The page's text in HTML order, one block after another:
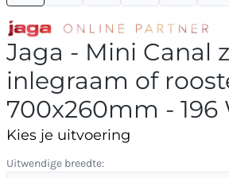
Jaga - Mini Canal
inlegraam of
700x260mm - 196
Kies je uitvoering
Uitwendige breedte: